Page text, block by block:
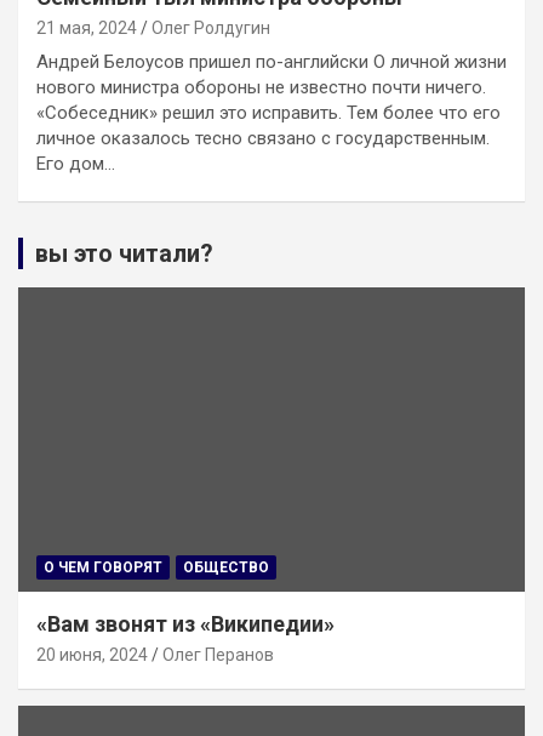
21 мая, 2024 Олег Ролдугин
Андрей Белоусов пришел по-английски О личной жизни
нового министра обороны не известно почти ничего.
«Собеседник» решил это исправить. Тем более что его
личное оказалось тесно связано с государственным.
Его дом…
вы это читали?
О ЧЕМ ГОВОРЯТ ОБЩЕСТВО
«Вам звонят из «Википедии»
20 июня, 2024 Олег Перанов